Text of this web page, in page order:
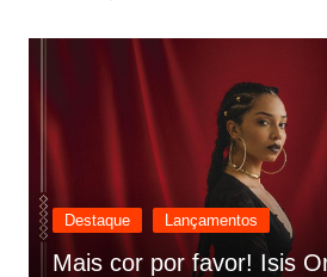
Destaque Lançamentos
Rashid vai buscar nos